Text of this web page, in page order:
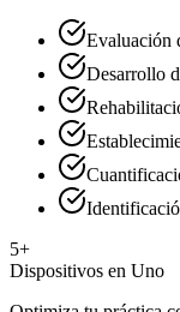
Evaluación
Desarrollo
5+
Dispositivos en Uno